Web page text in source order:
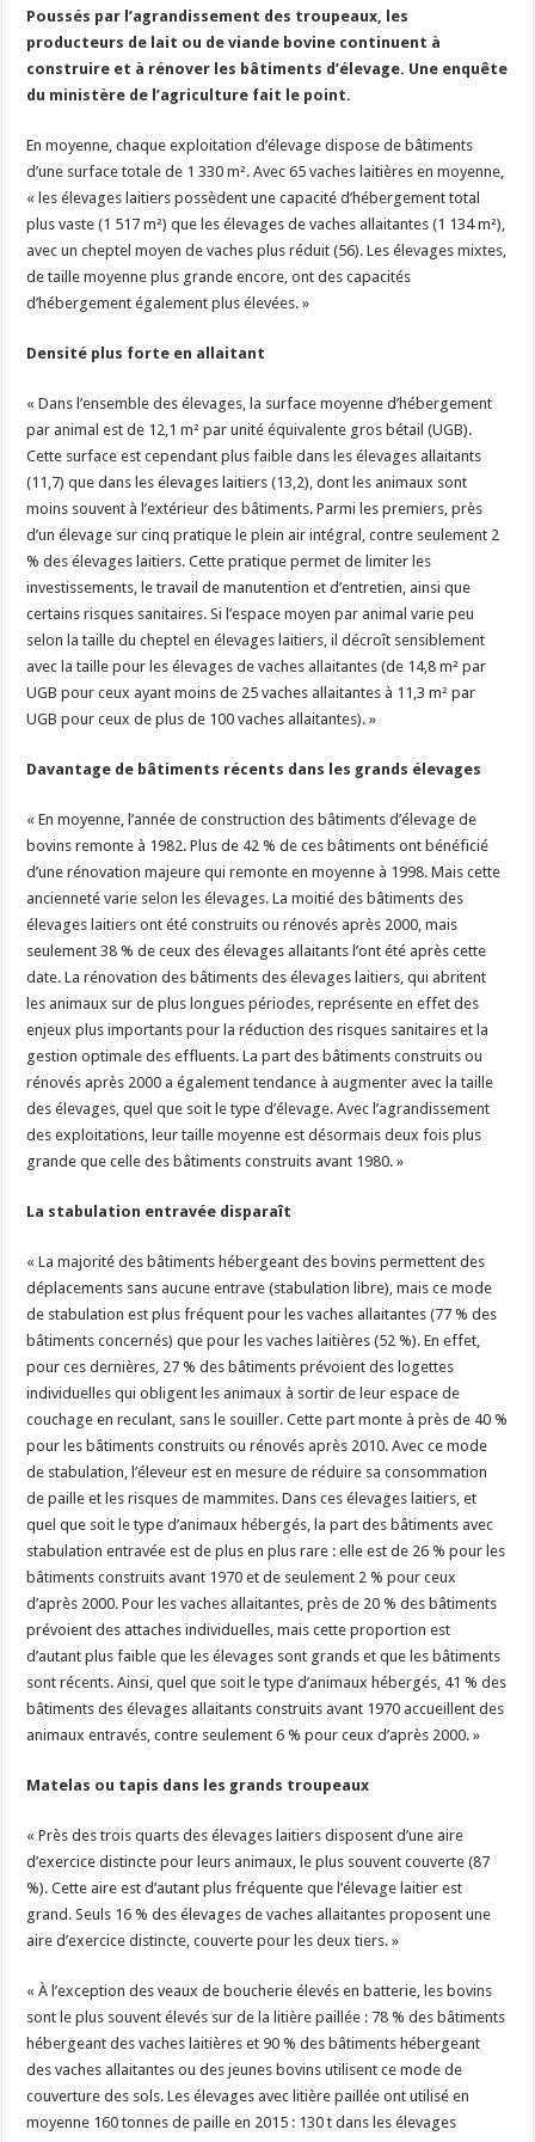
Les canicules freinent la collecte laitière
Poussés par l’agrandissement des troupeaux, les
producteurs de lait ou de viande bovine continuent à
construire et à rénover les bâtiments d’élevage. Une enquête
du ministère de l’agriculture fait le point.
En moyenne, chaque exploitation d’élevage dispose de bâtiments
d’une surface totale de 1 330 m². Avec 65 vaches laitières en moyenne,
« les élevages laitiers possèdent une capacité d’hébergement total
plus vaste (1 517 m²) que les élevages de vaches allaitantes (1 134 m²),
avec un cheptel moyen de vaches plus réduit (56). Les élevages mixtes,
de taille moyenne plus grande encore, ont des capacités
d’hébergement également plus élevées. »
Densité plus forte en allaitant
« Dans l’ensemble des élevages, la surface moyenne d’hébergement
par animal est de 12,1 m² par unité équivalente gros bétail (UGB).
Cette surface est cependant plus faible dans les élevages allaitants
(11,7) que dans les élevages laitiers (13,2), dont les animaux sont
moins souvent à l’extérieur des bâtiments. Parmi les premiers, près
d’un élevage sur cinq pratique le plein air intégral, contre seulement 2
% des élevages laitiers. Cette pratique permet de limiter les
investissements, le travail de manutention et d’entretien, ainsi que
certains risques sanitaires. Si l’espace moyen par animal varie peu
selon la taille du cheptel en élevages laitiers, il décroît sensiblement
avec la taille pour les élevages de vaches allaitantes (de 14,8 m² par
UGB pour ceux ayant moins de 25 vaches allaitantes à 11,3 m² par
UGB pour ceux de plus de 100 vaches allaitantes). »
Davantage de bâtiments récents dans les grands élevages
« En moyenne, l’année de construction des bâtiments d’élevage de
bovins remonte à 1982. Plus de 42 % de ces bâtiments ont bénéficié
d’une rénovation majeure qui remonte en moyenne à 1998. Mais cette
ancienneté varie selon les élevages. La moitié des bâtiments des
élevages laitiers ont été construits ou rénovés après 2000, mais
seulement 38 % de ceux des élevages allaitants l’ont été après cette
date. La rénovation des bâtiments des élevages laitiers, qui abritent
les animaux sur de plus longues périodes, représente en effet des
enjeux plus importants pour la réduction des risques sanitaires et la
gestion optimale des effluents. La part des bâtiments construits ou
rénovés après 2000 a également tendance à augmenter avec la taille
des élevages, quel que soit le type d’élevage. Avec l’agrandissement
des exploitations, leur taille moyenne est désormais deux fois plus
grande que celle des bâtiments construits avant 1980. »
La stabulation entravée disparaît
« La majorité des bâtiments hébergeant des bovins permettent des
déplacements sans aucune entrave (stabulation libre), mais ce mode
de stabulation est plus fréquent pour les vaches allaitantes (77 % des
bâtiments concernés) que pour les vaches laitières (52 %). En effet,
pour ces dernières, 27 % des bâtiments prévoient des logettes
individuelles qui obligent les animaux à sortir de leur espace de
couchage en reculant, sans le souiller. Cette part monte à près de 40 %
pour les bâtiments construits ou rénovés après 2010. Avec ce mode
de stabulation, l’éleveur est en mesure de réduire sa consommation
de paille et les risques de mammites. Dans ces élevages laitiers, et
quel que soit le type d’animaux hébergés, la part des bâtiments avec
stabulation entravée est de plus en plus rare : elle est de 26 % pour les
bâtiments construits avant 1970 et de seulement 2 % pour ceux
d’après 2000. Pour les vaches allaitantes, près de 20 % des bâtiments
prévoient des attaches individuelles, mais cette proportion est
d’autant plus faible que les élevages sont grands et que les bâtiments
sont récents. Ainsi, quel que soit le type d’animaux hébergés, 41 % des
bâtiments des élevages allaitants construits avant 1970 accueillent des
animaux entravés, contre seulement 6 % pour ceux d’après 2000. »
Matelas ou tapis dans les grands troupeaux
« Près des trois quarts des élevages laitiers disposent d’une aire
d’exercice distincte pour leurs animaux, le plus souvent couverte (87
%). Cette aire est d’autant plus fréquente que l’élevage laitier est
grand. Seuls 16 % des élevages de vaches allaitantes proposent une
aire d’exercice distincte, couverte pour les deux tiers. »
« À l’exception des veaux de boucherie élevés en batterie, les bovins
sont le plus souvent élevés sur de la litière paillée : 78 % des bâtiments
hébergeant des vaches laitières et 90 % des bâtiments hébergeant
des vaches allaitantes ou des jeunes bovins utilisent ce mode de
couverture des sols. Les élevages avec litière paillée ont utilisé en
moyenne 160 tonnes de paille en 2015 : 130 t dans les élevages